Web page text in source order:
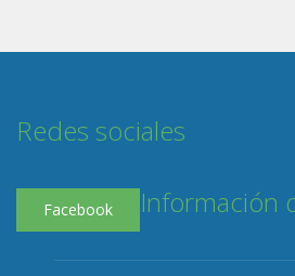
Redes sociales
Facebook Información